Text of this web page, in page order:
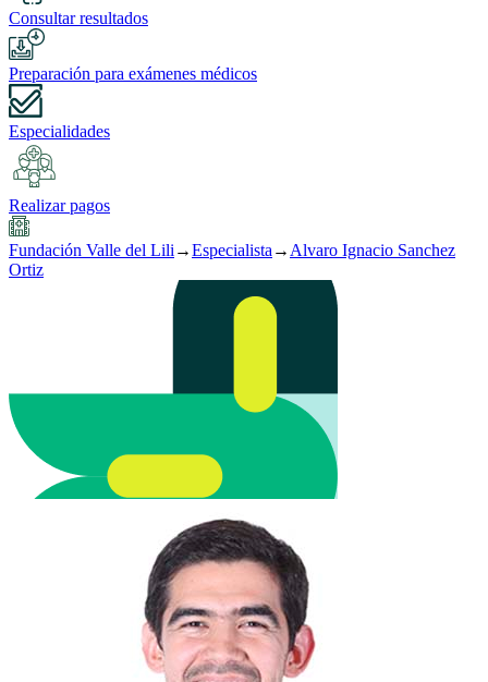
Consultar resultados
Preparación para exámenes médicos
Especialidades
Realizar pagos
Fundación Valle del Lili →Especialista → Alvaro Ignacio Sanchez
Ortiz